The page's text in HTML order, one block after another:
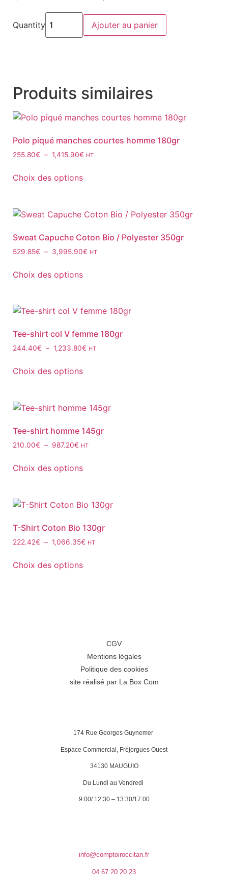
Quantity Ajouter au panier
Produits similaires
Polo piqué manches courtes homme 180gr
255.80€ – 1,415.90€ HT
Choix des options
Sweat Capuche Coton Bio / Polyester 350gr
529.85€ – 3,995.90€ HT
Choix des options
Tee-shirt col V femme 180gr
244.40€ – 1,233.80€ HT
Choix des options
Tee-shirt homme 145gr
210.00€ – 987.20€ HT
Choix des options
T-Shirt Coton Bio 130gr
222.42€ – 1,066.35€ HT
Choix des options
CGV
Mentions légales
Politique des cookies
site réalisé par La Box Com
174 Rue Georges Guynemer
Espace Commercial, Fréjorgues Ouest
34130 MAUGUIO
Du Lundi au Vendredi
9:00/ 12:30 – 13:30/17:00
info@comptoiroccitan.fr
04 67 20 20 23